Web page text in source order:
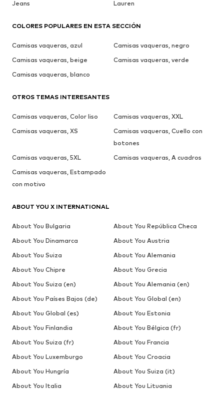
Jeans
Lauren
COLORES POPULARES EN ESTA SECCIÓN
Camisas vaqueras, azul
Camisas vaqueras, negro
Camisas vaqueras, beige
Camisas vaqueras, verde
Camisas vaqueras, blanco
OTROS TEMAS INTERESANTES
Camisas vaqueras, Color liso
Camisas vaqueras, XXL
Camisas vaqueras, XS
Camisas vaqueras, Cuello con
botones
Camisas vaqueras, 5XL
Camisas vaqueras, A cuadros
Camisas vaqueras, Estampado
con motivo
ABOUT YOU X INTERNATIONAL
About You Bulgaria
About You República Checa
About You Dinamarca
About You Austria
About You Suiza
About You Alemania
About You Chipre
About You Grecia
About You Suiza (en)
About You Alemania (en)
About You Países Bajos (de)
About You Global (en)
About You Global (es)
About You Estonia
About You Finlandia
About You Bélgica (fr)
About You Suiza (fr)
About You Francia
About You Luxemburgo
About You Croacia
About You Hungría
About You Suiza (it)
About You Italia
About You Lituania